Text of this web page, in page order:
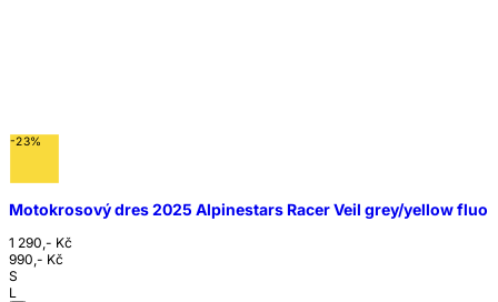
-23%
Motokrosový dres 2025 Alpinestars Racer Veil grey/yellow fluo
1 290,- Kč
990,- Kč
S
L